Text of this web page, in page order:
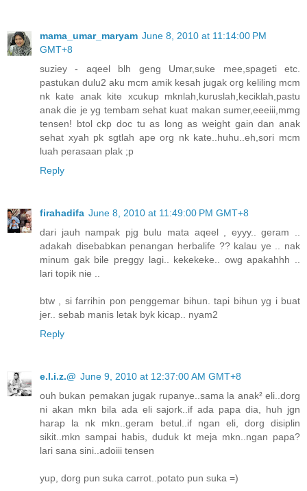
mama_umar_maryam June 8, 2010 at 11:14:00 PM
GMT+8
suziey - aqeel blh geng Umar,suke mee,spageti etc.
pastukan dulu2 aku mcm amik kesah jugak org keliling mcm
nk kate anak kite xcukup mknlah,kuruslah,keciklah,pastu
anak die je yg tembam sehat kuat makan sumer,eeeiii,mmg
tensen! btol ckp doc tu as long as weight gain dan anak
sehat xyah pk sgtlah ape org nk kate..huhu..eh,sori mcm
luah perasaan plak ;p
Reply
firahadifa June 8, 2010 at 11:49:00 PM GMT+8
dari jauh nampak pjg bulu mata aqeel , eyyy.. geram ..
adakah disebabkan penangan herbalife ?? kalau ye .. nak
minum gak bile preggy lagi.. kekekeke.. owg apakahhh ..
lari topik nie ..
btw , si farrihin pon penggemar bihun. tapi bihun yg i buat
jer.. sebab manis letak byk kicap.. nyam2
Reply
e.l.i.z.@ June 9, 2010 at 12:37:00 AM GMT+8
ouh bukan pemakan jugak rupanye..sama la anak² eli..dorg
ni akan mkn bila ada eli sajork..if ada papa dia, huh jgn
harap la nk mkn..geram betul..if ngan eli, dorg disiplin
sikit..mkn sampai habis, duduk kt meja mkn..ngan papa?
lari sana sini..adoiii tensen
yup, dorg pun suka carrot..potato pun suka =)